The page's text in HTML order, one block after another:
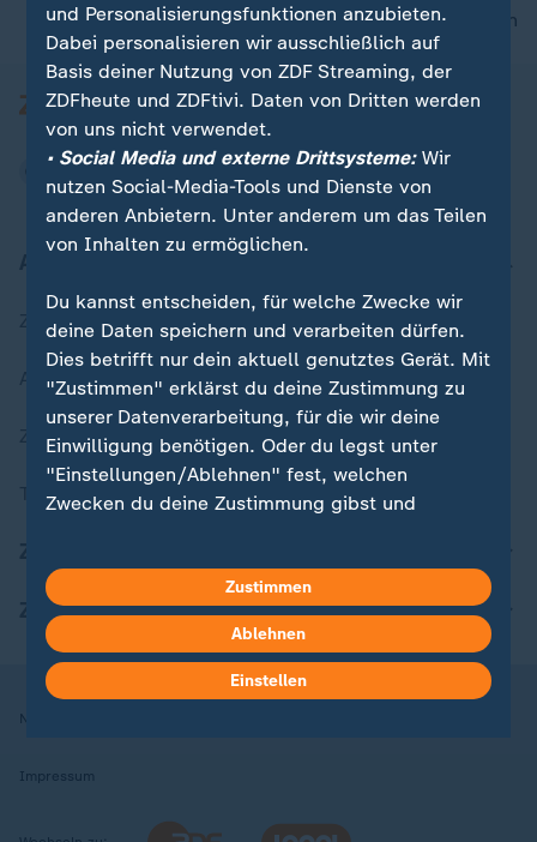
nach oben
Zuletzt veröffentlicht
Aktuelle Sendungs-Videos
ZDFheute Stories
Themen im Überblick
ZDFheute Apps
Nutzungsbedingungen
Impressum
und Personalisierungsfunktionen anzubieten.
Dabei personalisieren wir ausschließlich auf
Basis deiner Nutzung von ZDF Streaming, der
ZDFheute und ZDFtivi. Daten von Dritten werden
von uns nicht verwendet.
• Social Media und externe Drittsysteme:Wir
nutzen Social-Media-Tools und Dienste von
anderen Anbietern. Unter anderem um das Teilen
von Inhalten zu ermöglichen.
Du kannst entscheiden, für welche Zwecke wir
deine Daten speichern und verarbeiten dürfen.
Dies betrifft nur dein aktuell genutztes Gerät. Mit
"Zustimmen" erklärst du deine Zustimmung zu
unserer Datenverarbeitung, für die wir deine
Einwilligung benötigen. Oder du legst unter
"Einstellungen/Ablehnen" fest, welchen
Zwecken du deine Zustimmung gibst und
in deinen Einstellungen widerrufen oder ändern.
Hier findest du das Impressum.
Weitere Informationen findest du in unserer
Datenschutzerklärung.
Zustimmen
Ablehnen
Einstellen